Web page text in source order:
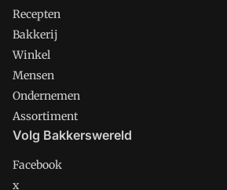
Recepten
Bakkerij
Winkel
Mensen
Ondernemen
Assortiment
Volg Bakkerswereld
Facebook
x